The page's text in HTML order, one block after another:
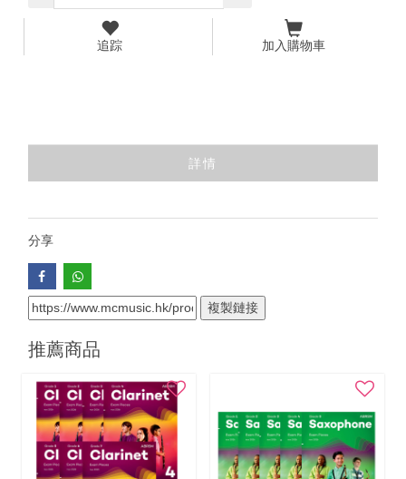
追踪 加入購物車
詳情
分享
複製鏈接
推薦商品